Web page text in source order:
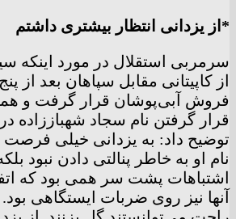
*از یزدانی انتظار بیشتری داشتم
سرمربی استقلال در مورد اینکه
از کاپیتانی مقابل سپاهان بعد از
فروش آبی‌پوشان قرار گرفت و
قرار گرفتن نام سجاد شهباززاده
توضیح داد: به یزدانی خیلی فرصت
نام او به خاطر پنالتی دادن نبود
اشتباهات پشت‌ سر همی بود که
آنها نیز روی ضربات ایستگاهی